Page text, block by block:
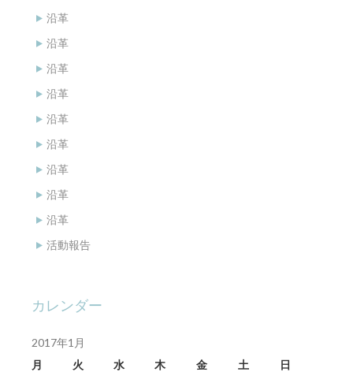
沿革
沿革
沿革
沿革
沿革
沿革
沿革
沿革
沿革
活動報告
カレンダー
2017年1月
月
火 水 木 金 土 日